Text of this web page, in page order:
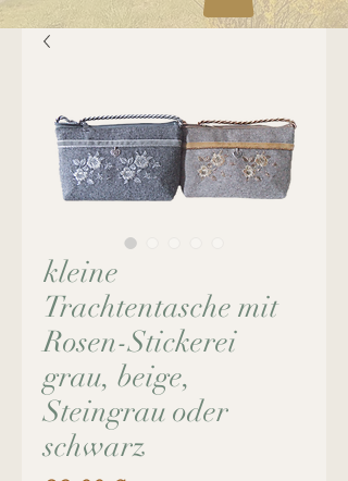
kleine
Trachtentasche mit
Rosen-Stickerei
grau, beige,
Steingrau oder
schwarz